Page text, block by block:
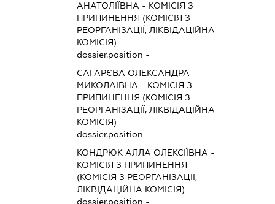
АНАТОЛІЇВНА - КОМІСІЯ З
ПРИПИНЕННЯ (КОМІСІЯ З
РЕОРГАНІЗАЦІЇ, ЛІКВІДАЦІЙНА
КОМІСІЯ)
dossier.position -
САГАРЄВА ОЛЕКСАНДРА
МИКОЛАЇВНА - КОМІСІЯ З
ПРИПИНЕННЯ (КОМІСІЯ З
РЕОРГАНІЗАЦІЇ, ЛІКВІДАЦІЙНА
КОМІСІЯ)
dossier.position -
КОНДРЮК АЛЛА ОЛЕКСІЇВНА -
КОМІСІЯ З ПРИПИНЕННЯ
(КОМІСІЯ З РЕОРГАНІЗАЦІЇ,
ЛІКВІДАЦІЙНА КОМІСІЯ)
dossier.position -